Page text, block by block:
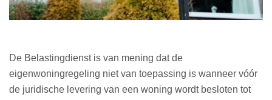
De Belastingdienst is van mening dat de
eigenwoningregeling niet van toepassing is wanneer vóór
de juridische levering van een woning wordt besloten tot